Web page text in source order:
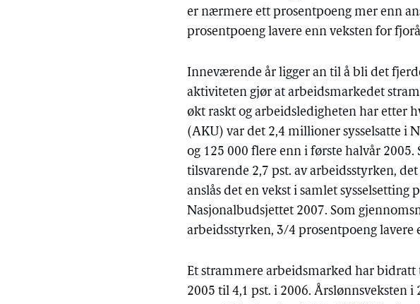
er nærmere ett prosentpoeng mer enn
prosentpoeng lavere enn veksten for
Inneværende år ligger an til å bli det
aktiviteten gjør at arbeidsmarkedet
økt raskt og arbeidsledigheten har etter
(AKU) var det 2,4 millioner sysselsatte i
og 125 000 flere enn i første halvår
tilsvarende 2,7 pst. av arbeidsstyrken,
anslås det en vekst i samlet
Nasjonalbudsjettet 2007. Som
arbeidsstyrken, 3/4 prosentpoeng lavere
Et strammere arbeidsmarked har bidratt
2005 til 4,1 pst. i 2006. Årslønnsveksten